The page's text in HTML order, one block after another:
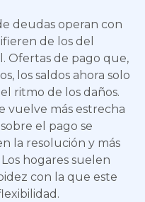
deudas operan con
de los del
Ofertas de pago que,
los saldos ahora solo
ritmo de los daños.
vuelve más estrecha
el pago se
la resolución y más
hogares suelen
con la que este